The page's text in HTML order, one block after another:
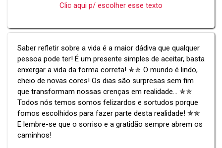
Clic aqui p/ escolher esse texto
Saber refletir sobre a vida é a maior dádiva que qualquer
pessoa pode ter! É um presente simples de aceitar, basta
enxergar a vida da forma correta! ✯✯ O mundo é lindo,
cheio de novas cores! Os dias são surpresas sem fim
que transformam nossas crenças em realidade... ✯✯
Todos nós temos somos felizardos e sortudos porque
fomos escolhidos para fazer parte desta realidade! ✯✯
E lembre-se que o sorriso e a gratidão sempre abrem os
caminhos!